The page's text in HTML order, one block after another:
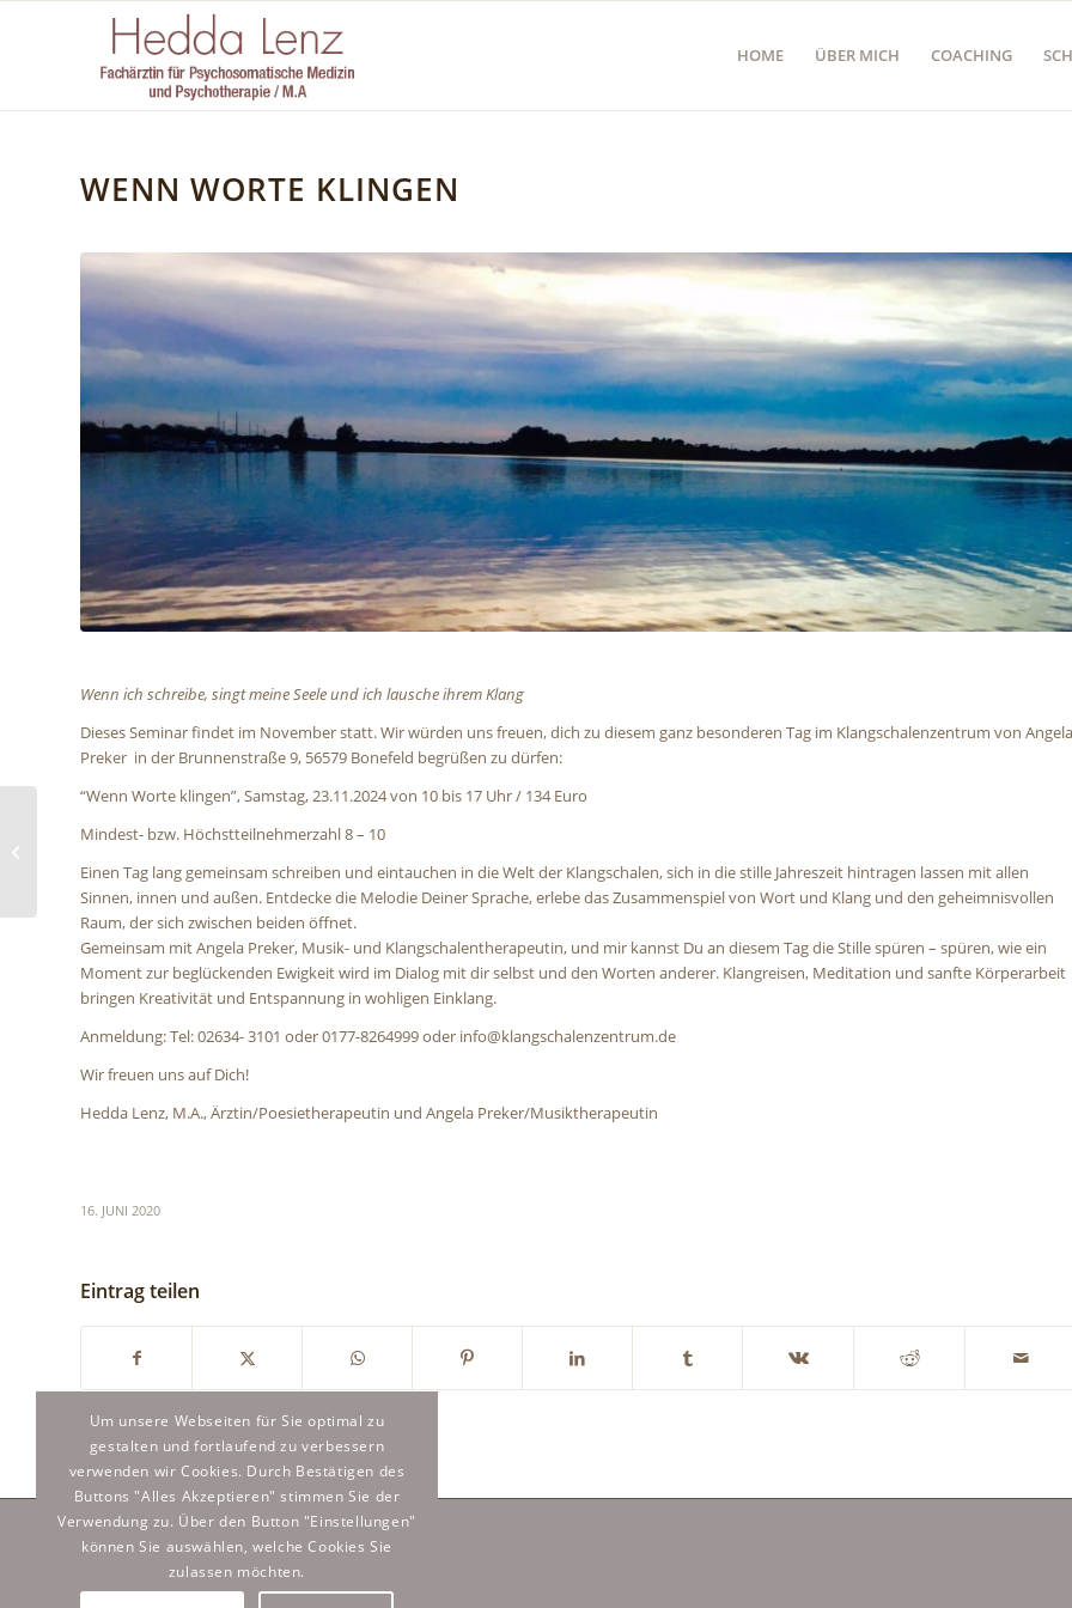
HOME ÜBER MICH COACHING
WENN WORTE KLINGEN
Wenn ich schreibe, singt meine Seele und ich lausche ihrem Klang
Dieses Seminar findet im November statt. Wir würden uns freuen, dich zu diesem ganz besonderen Tag im Klangschalenzentrum von Angela
Preker in der Brunnenstraße 9, 56579 Bonefeld begrüßen zu dürfen:
“Wenn Worte klingen”, Samstag, 23.11.2024 von 10 bis 17 Uhr / 134 Euro
Mindest- bzw. Höchstteilnehmerzahl 8 – 10
Einen Tag lang gemeinsam schreiben und eintauchen in die Welt der Klangschalen, sich in die stille Jahreszeit hintragen lassen mit allen
Sinnen, innen und außen. Entdecke die Melodie Deiner Sprache, erlebe das Zusammenspiel von Wort und Klang und den geheimnisvollen
Raum, der sich zwischen beiden öffnet.
Gemeinsam mit Angela Preker, Musik- und Klangschalentherapeutin, und mir kannst Du an diesem Tag die Stille spüren – spüren, wie ein
Moment zur beglückenden Ewigkeit wird im Dialog mit dir selbst und den Worten anderer. Klangreisen, Meditation und sanfte Körperarbeit
bringen Kreativität und Entspannung in wohligen Einklang.
Anmeldung: Tel: 02634- 3101 oder 0177-8264999 oder info@klangschalenzentrum.de
Wir freuen uns auf Dich!
Hedda Lenz, M.A., Ärztin/Poesietherapeutin und Angela Preker/Musiktherapeutin
16. JUNI 2020
Eintrag teilen
RECHTLICHES
Um unsere Webseiten für Sie optimal zu
gestalten und fortlaufend zu verbessern
verwenden wir Cookies. Durch Bestätigen des
Buttons "Alles Akzeptieren" stimmen Sie der
Verwendung zu. Über den Button "Einstellungen"
können Sie auswählen, welche Cookies Sie
zulassen möchten.